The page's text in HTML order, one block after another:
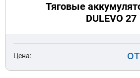
Тяговые
DULEVO 27
Цена: от